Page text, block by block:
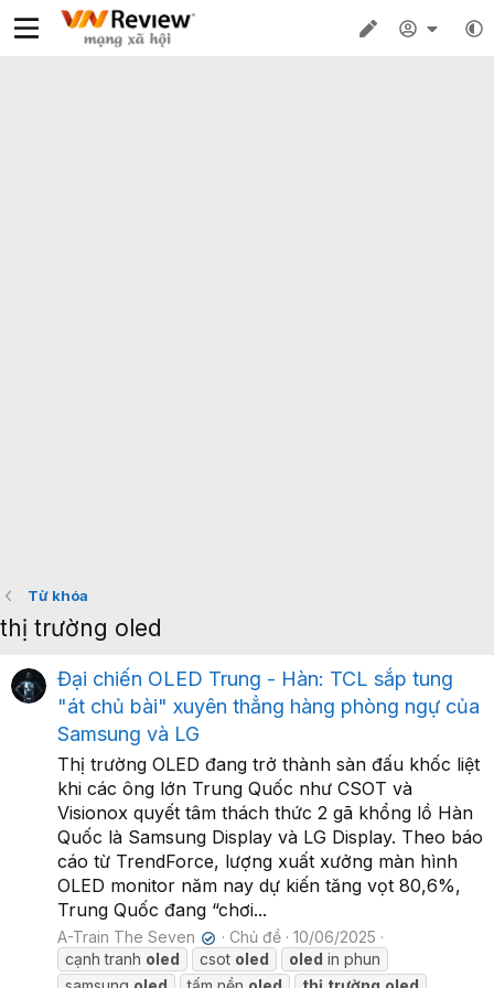
Từ khóa
thị trường oled
Đại chiến OLED Trung - Hàn: TCL sắp tung
"át chủ bài" xuyên thẳng hàng phòng ngự của
Samsung và LG
Thị trường OLED đang trở thành sàn đấu khốc liệt
khi các ông lớn Trung Quốc như CSOT và
Visionox quyết tâm thách thức 2 gã khổng lồ Hàn
Quốc là Samsung Display và LG Display. Theo báo
cáo từ TrendForce, lượng xuất xưởng màn hình
OLED monitor năm nay dự kiến tăng vọt 80,6%,
Trung Quốc đang “chơi...
A-Train The Seven ✔ Chủ đề
10/06/2025
cạnh tranh oled csot oled oled in phun